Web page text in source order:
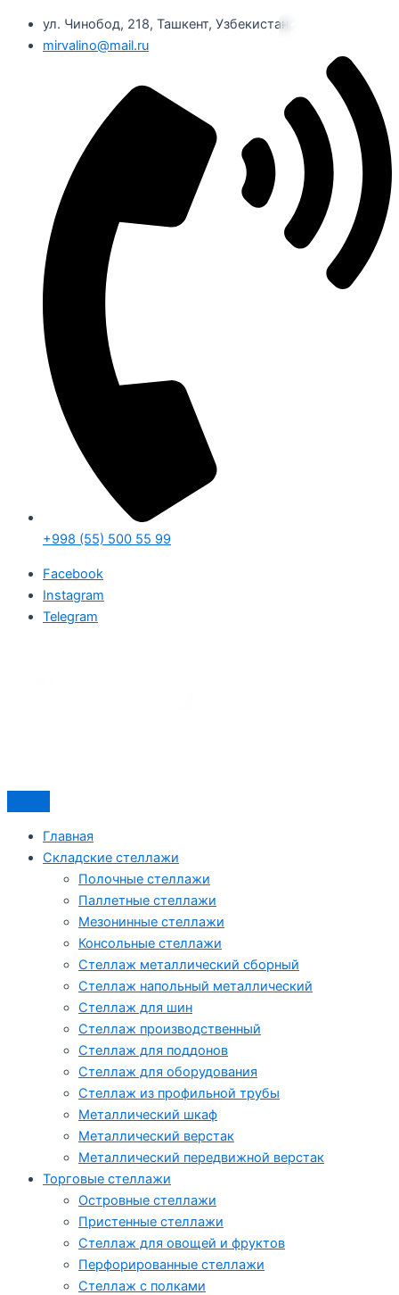
ул. Чинобод, 218, Ташкент, Узбекистан
mirvalino@mail.ru
+998 (55) 500 55 99
Facebook
Instagram
Telegram
Главная
Складские стеллажи
Полочные стеллажи
Паллетные стеллажи
Мезонинные стеллажи
Консольные стеллажи
Стеллаж металлический сборный
Стеллаж напольный металлический
Стеллаж для шин
Стеллаж производственный
Стеллаж для поддонов
Стеллаж для оборудования
Стеллаж из профильной трубы
Металлический шкаф
Металлический верстак
Металлический передвижной верстак
Торговые стеллажи
Островные стеллажи
Пристенные стеллажи
Стеллаж для овощей и фруктов
Перфорированные стеллажи
Стеллаж с полками